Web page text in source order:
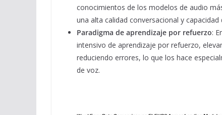
conocimientos de los modelos de audio
una alta calidad conversacional y capacidad
Paradigma de aprendizaje por refuerzo:
intensivo de aprendizaje por refuerzo,
reduciendo errores, lo que los hace
de voz.​